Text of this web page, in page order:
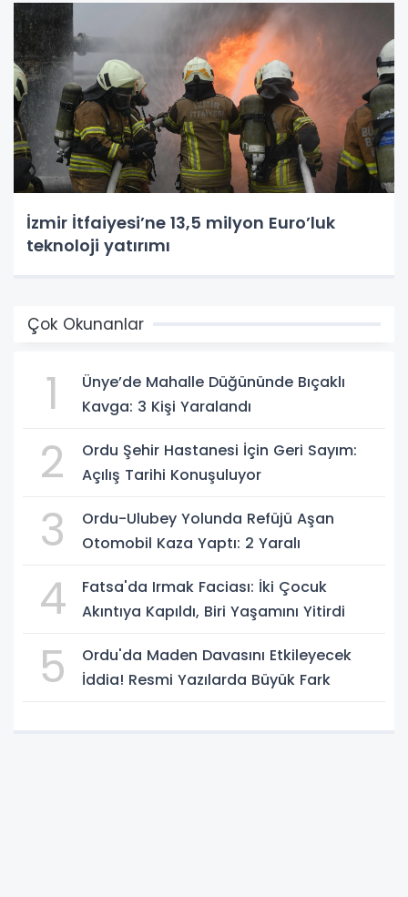
İzmir İtfaiyesi’ne 13,5 milyon Euro’luk
teknoloji yatırımı
Çok Okunanlar
1
Ünye’de Mahalle Düğününde Bıçaklı
Kavga: 3 Kişi Yaralandı
2
Ordu Şehir Hastanesi İçin Geri Sayım:
Açılış Tarihi Konuşuluyor
3
Ordu-Ulubey Yolunda Refüjü Aşan
Otomobil Kaza Yaptı: 2 Yaralı
4
Fatsa'da Irmak Faciası: İki Çocuk
Akıntıya Kapıldı, Biri Yaşamını Yitirdi
5
Ordu'da Maden Davasını Etkileyecek
İddia! Resmi Yazılarda Büyük Fark